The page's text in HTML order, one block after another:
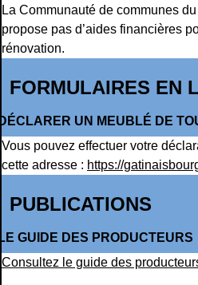
La Communauté de communes
propose pas d’aides financières
rénovation.
FORMULAIRES EN
UN MEUBLÉ DE
Vous pouvez effectuer votre
cette adresse : https://
PUBLICATIONS
GUIDE DES PRODUCTEURS
Consultez le guide des